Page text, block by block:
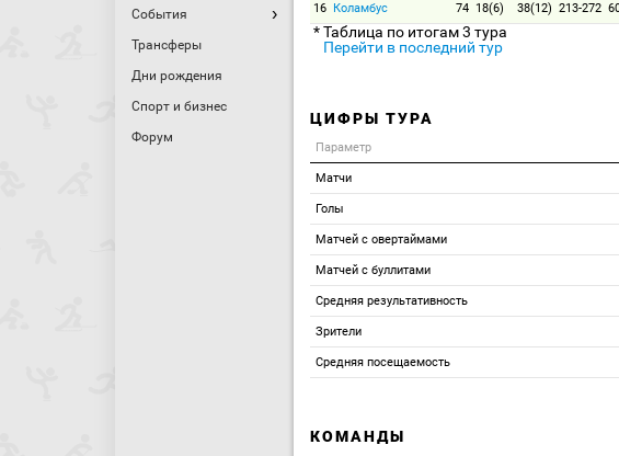
События
Трансферы
Дни рождения
Спорт и бизнес
Форум
16 Коламбус 74 18(6) 38(12) 213-272
* Таблица по итогам 3 тура
Перейти в последний тур
ЦИФРЫ ТУРА
Параметр
Матчи
Голы
Матчей с овертаймами
Матчей с буллитами
Средняя результативность
Зрители
Средняя посещаемость
КОМАНДЫ